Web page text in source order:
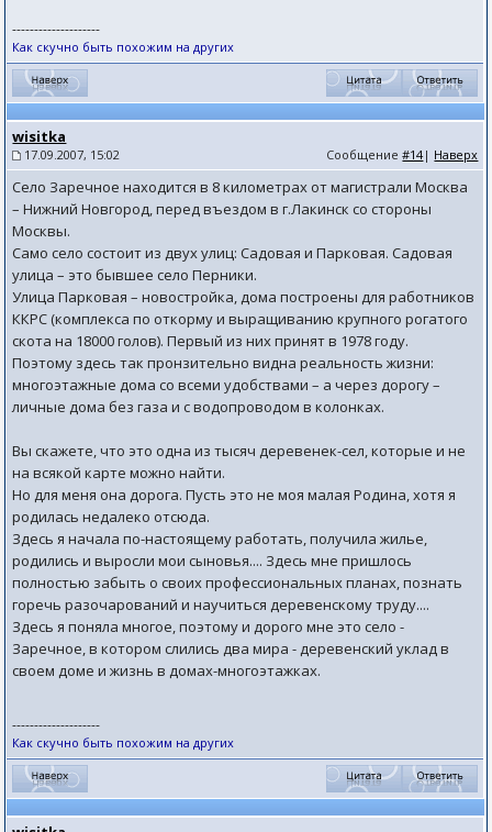
--------------------
Как скучно быть похожим на других
wisitka
17.09.2007, 15:02 Сообщение#14| Наверх
Село Заречное находится в 8 километрах от магистрали Москва
– Нижний Новгород, перед въездом в г.Лакинск со стороны
Москвы.
Само село состоит из двух улиц: Садовая и Парковая. Садовая
улица – это бывшее село Перники.
Улица Парковая – новостройка, дома построены для работников
ККРС (комплекса по откорму и выращиванию крупного рогатого
скота на 18000 голов). Первый из них принят в 1978 году.
Поэтому здесь так пронзительно видна реальность жизни:
многоэтажные дома со всеми удобствами – а через дорогу –
личные дома без газа и с водопроводом в колонках.
Вы скажете, что это одна из тысяч деревенек-сел, которые и не
на всякой карте можно найти.
Но для меня она дорога. Пусть это не моя малая Родина, хотя я
родилась недалеко отсюда.
Здесь я начала по-настоящему работать, получила жилье,
родились и выросли мои сыновья.... Здесь мне пришлось
полностью забыть о своих профессиональных планах, познать
горечь разочарований и научиться деревенскому труду....
Здесь я поняла многое, поэтому и дорого мне это село -
Заречное, в котором слились два мира - деревенский уклад в
своем доме и жизнь в домах-многоэтажках.
--------------------
Как скучно быть похожим на других